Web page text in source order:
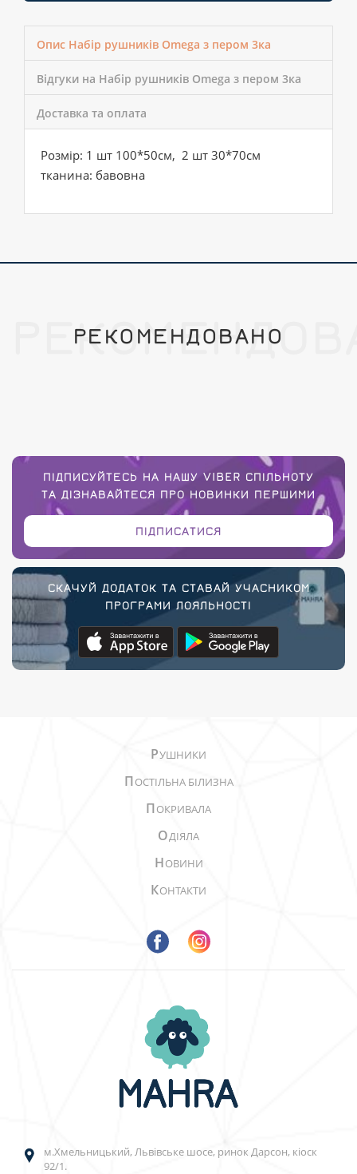
Опис Набір рушників Omega з пером 3ка
Відгуки на Набір рушників Omega з пером 3ка
Доставка та оплата
Розмір: 1 шт 100*50см, 2 шт 30*70см
тканина: бавовна
РЕКОМЕНДОВАНО
ПІДПИСУЙТЕСЬ НА НАШУ VIBER СПІЛЬНОТУ
ТА ДІЗНАВАЙТЕСЯ ПРО НОВИНКИ ПЕРШИМИ
ПІДПИСАТИСЯ
СКАЧУЙ ДОДАТОК ТА СТАВАЙ УЧАСНИКОМ
ПРОГРАМИ ЛОЯЛЬНОСТІ
РУШНИКИ
ПОСТІЛЬНА БІЛИЗНА
ПОКРИВАЛА
ОДІЯЛА
НОВИНИ
КОНТАКТИ
м.Хмельницький, Львівське шосе, ринок Дарсон, кіоск
92/1.